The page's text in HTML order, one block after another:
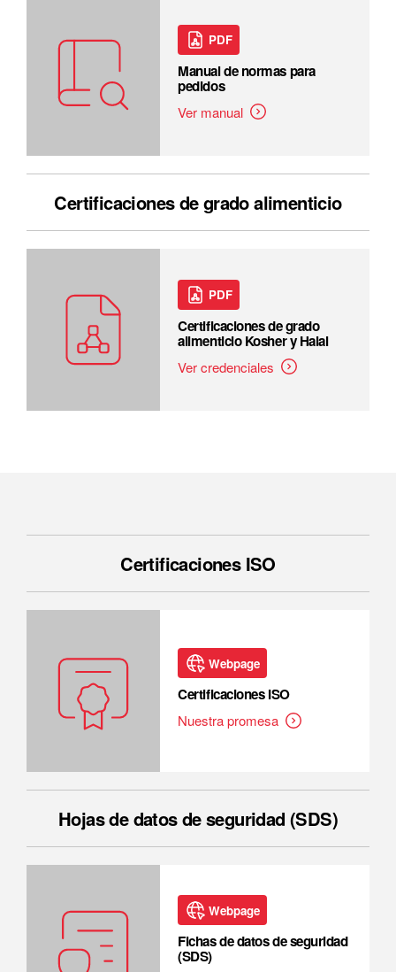
PDF
Manual de normas para
pedidos
Ver manual
Certificaciones de grado alimenticio
PDF
Certificaciones de grado
alimenticio Kosher y Halal
Ver credenciales
Certificaciones ISO
Webpage
Certificaciones ISO
Nuestra promesa
Hojas de datos de seguridad (SDS)
Webpage
Fichas de datos de seguridad
(SDS)